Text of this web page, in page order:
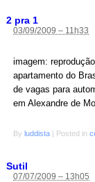
2 pra 1
03/09/2009 – 11h33
imagem:
apartamento do
de vagas para
em Alexandre de
By luddista | Posted in
Sutil
07/07/2009 – 13h05